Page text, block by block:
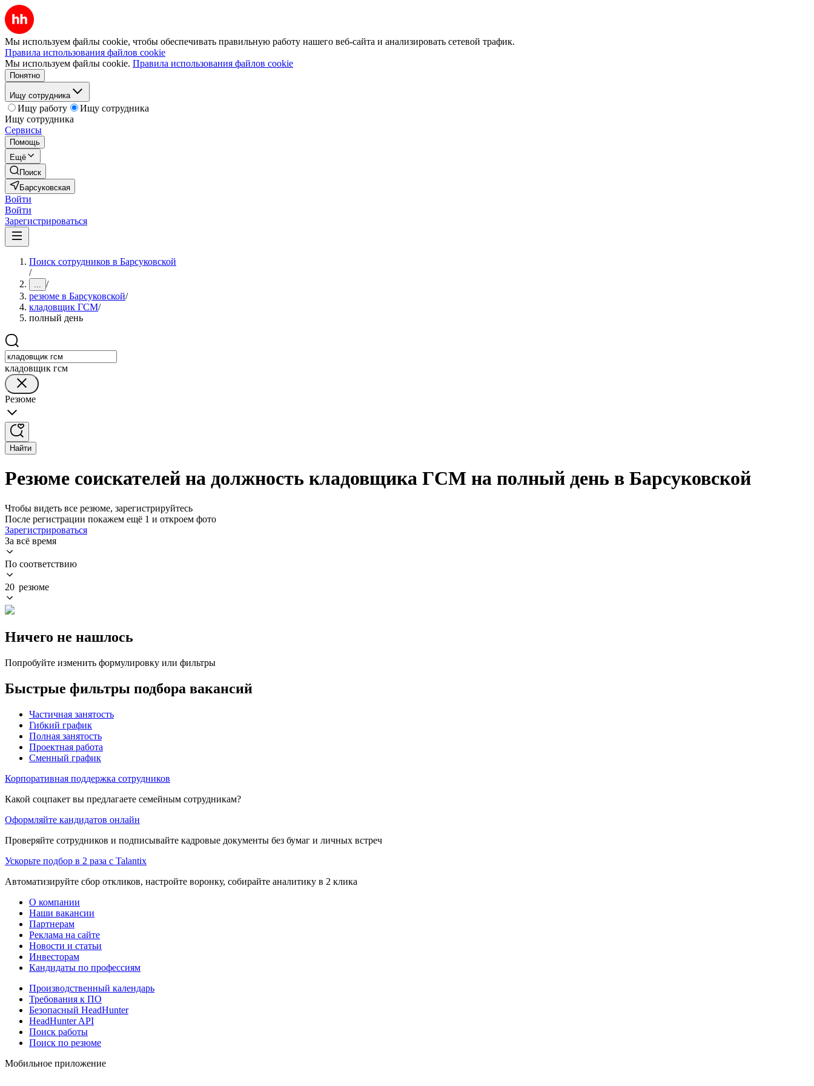
Мы используем файлы cookie, чтобы обеспечивать правильную работу нашего веб-сайта и анализировать сетевой трафик.
Правила использования файлов cookie
Мы используем файлы cookie. Правила использования файлов cookie
Понятно
Ищу сотрудника
Ищу работу
Ищу сотрудника
Ищу сотрудника
Сервисы
Помощь
Ещё
Поиск
Барсуковская
Войти
Войти
Зарегистрироваться
Поиск сотрудников в Барсуковской
/
... /
резюме в Барсуковской/
кладовщик ГСМ/
полный день
кладовщик гсм
Резюме
Найти
Резюме соискателей на должность кладовщика ГСМ на полный день в Барсуковской
Чтобы видеть все резюме, зарегистрируйтесь
После регистрации покажем ещё 1 и откроем фото
Зарегистрироваться
За всё время
По соответствию
20 резюме
Ничего не нашлось
Попробуйте изменить формулировку или фильтры
Быстрые фильтры подбора вакансий
Частичная занятость
Гибкий график
Полная занятость
Проектная работа
Сменный график
Корпоративная поддержка сотрудников
Какой соцпакет вы предлагаете семейным сотрудникам?
Оформляйте кандидатов онлайн
Проверяйте сотрудников и подписывайте кадровые документы без бумаг и личных встреч
Ускорьте подбор в 2 раза с Talantix
Автоматизируйте сбор откликов, настройте воронку, собирайте аналитику в 2 клика
О компании
Наши вакансии
Партнерам
Реклама на сайте
Новости и статьи
Инвесторам
Кандидаты по профессиям
Производственный календарь
Требования к ПО
Безопасный HeadHunter
HeadHunter API
Поиск работы
Поиск по резюме
Мобильное приложение